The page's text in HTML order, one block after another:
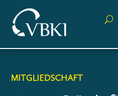
U
MITGLIEDSCHAFT